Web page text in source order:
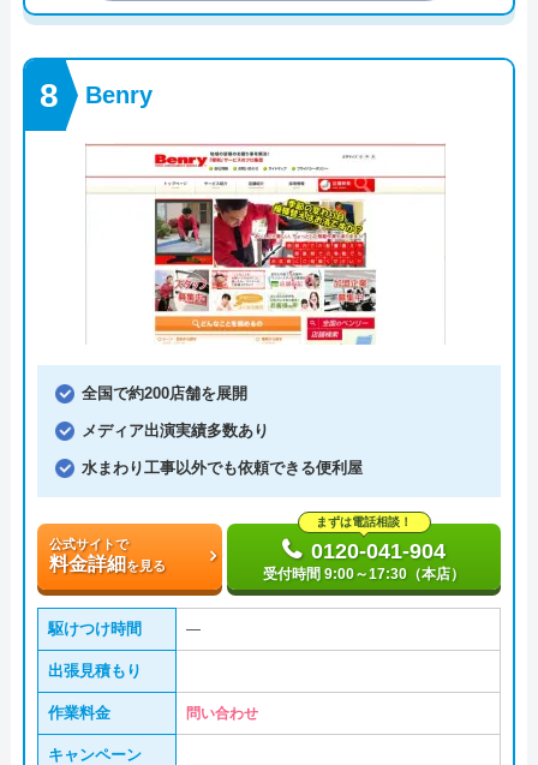
Benry
全国で約200店舗を展開
メディア出演実績多数あり
水まわり工事以外でも依頼できる便利屋
公式サイトで
料金詳細 を見る
まずは電話相談！
0120-041-904
受付時間 9:00～17:30（本店）
駆けつけ時間 ―
出張見積もり
作業料金 問い合わせ
キャンペーン